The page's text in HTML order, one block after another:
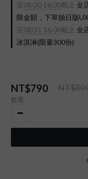
至08/20 16:00截止
全
限金額，下單抽日版
至08/31 16:00截止
全
冰淇淋(限量300份)
NT$790
數量